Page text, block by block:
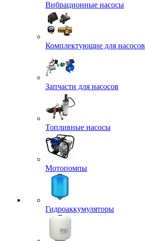
Вибрационные насосы
Комплектующие для насосов
Запчасти для насосов
Топливные насосы
Мотопомпы
Гидроаккумуляторы